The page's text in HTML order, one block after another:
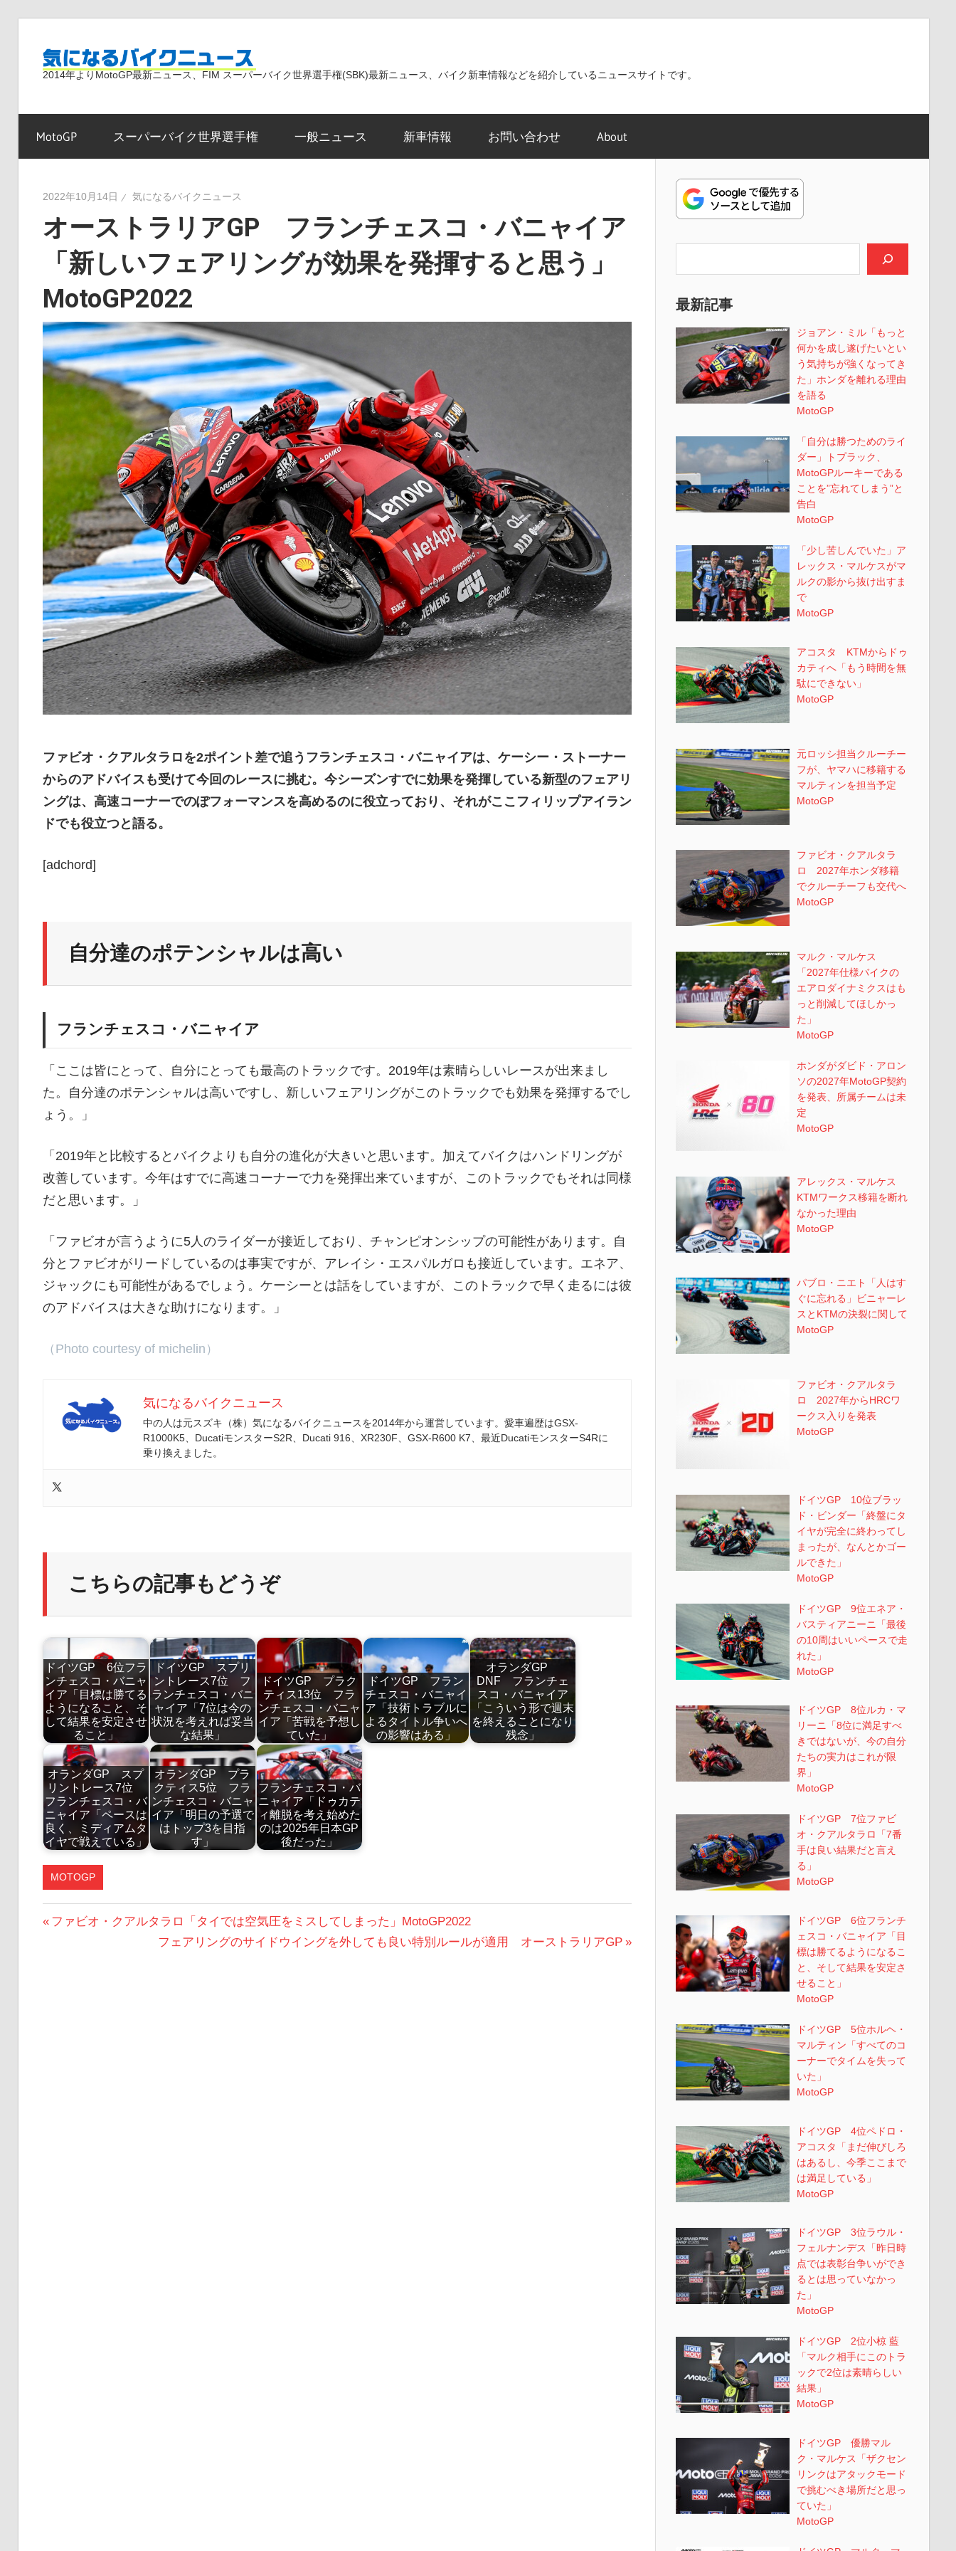
気
に
る
バ
イ
ク
ニ
ュ
ー
ス
2014年よりMotoGP最新ニュース、FIM スーパーバイク世界選手権(SBK)最新ニュース、バイク新車情報などを紹介しているニュースサイトです。
MotoGP スーパーバイク世界選手権 一般ニュース 新車情報 お問い合わせ About
2022年10月14日 気になるバイクニュース
オーストラリアGP フランチェスコ・バニャイア
「新しいフェアリングが効果を発揮すると思う」
MotoGP2022
ファビオ・クアルタラロを2ポイント差で追うフランチェスコ・バニャイアは、ケーシー・ストーナー
からのアドバイスも受けて今回のレースに挑む。今シーズンすでに効果を発揮している新型のフェアリ
ングは、高速コーナーでのぽフォーマンスを高めるのに役立っており、それがここフィリップアイラン
ドでも役立つと語る。
[adchord]
自分達のポテンシャルは高い
フランチェスコ・バニャイア
「ここは皆にとって、自分にとっても最高のトラックです。2019年は素晴らしいレースが出来まし
た。自分達のポテンシャルは高いですし、新しいフェアリングがこのトラックでも効果を発揮するでし
ょう。」
「2019年と比較するとバイクよりも自分の進化が大きいと思います。加えてバイクはハンドリングが
改善しています。今年はすでに高速コーナーで力を発揮出来ていますが、このトラックでもそれは同様
だと思います。」
「ファビオが言うように5人のライダーが接近しており、チャンピオンシップの可能性があります。自
分とファビオがリードしているのは事実ですが、アレイシ・エスパルガロも接近しています。エネア、
ジャックにも可能性があるでしょう。ケーシーとは話をしていますが、このトラックで早く走るには彼
のアドバイスは大きな助けになります。」
（Photo courtesy of michelin）
気になるバイクニュース
中の人は元スズキ（株）気になるバイクニュースを2014年から運営しています。愛車遍歴はGSX-
R1000K5、DucatiモンスターS2R、Ducati 916、XR230F、GSX-R600 K7、最近DucatiモンスターS4Rに
乗り換えました。
こちらの記事もどうぞ
ドイツGP 6位フラ
ンチェスコ・バニャ
イア「目標は勝てる
ようになること、そ
して結果を安定させ
ること」
ドイツGP スプリ
ントレース7位 フ
ランチェスコ・バニ
ャイア「7位は今の
状況を考えれば妥当
な結果」
ドイツGP プラク
ティス13位 フラ
ンチェスコ・バニャ
イア「苦戦を予想し
ていた」
ドイツGP フラン
チェスコ・バニャイ
ア「技術トラブルに
よるタイトル争いへ
の影響はある」
オランダGP
DNF フランチェ
スコ・バニャイア
「こういう形で週末
を終えることになり
残念」
オランダGP スプ
リントレース7位
フランチェスコ・バ
ニャイア「ペースは
良く、ミディアムタ
イヤで戦えている」
オランダGP プラ
クティス5位 フラ
ンチェスコ・バニャ
イア「明日の予選で
はトップ3を目指
す」
フランチェスコ・バ
ニャイア「ドゥカテ
ィ離脱を考え始めた
のは2025年日本GP
後だった」
MOTOGP
投
前
ファビオ・クアルタラロ「タイでは空気圧をミスしてしまった」MotoGP2022
次
フェアリングのサイドウイングを外しても良い特別ルールが適用 オーストラリアGP
最新記事
ジョアン・ミル「もっと
何かを成し遂げたいとい
う気持ちが強くなってき
た」ホンダを離れる理由
を語る
MotoGP
「自分は勝つためのライ
ダー」トプラック、
MotoGPルーキーである
ことを”忘れてしまう”と
告白
MotoGP
「少し苦しんでいた」ア
レックス・マルケスがマ
ルクの影から抜け出すま
で
MotoGP
アコスタ KTMからドゥ
カティへ「もう時間を無
駄にできない」
MotoGP
元ロッシ担当クルーチー
フが、ヤマハに移籍する
マルティンを担当予定
MotoGP
ファビオ・クアルタラ
ロ 2027年ホンダ移籍
でクルーチーフも交代へ
MotoGP
マルク・マルケス
「2027年仕様バイクの
エアロダイナミクスはも
っと削減してほしかっ
た」
MotoGP
ホンダがダビド・アロン
ソの2027年MotoGP契約
を発表、所属チームは未
定
MotoGP
アレックス・マルケス
KTMワークス移籍を断れ
なかった理由
MotoGP
パブロ・ニエト「人はす
ぐに忘れる」ビニャーレ
スとKTMの決裂に関して
MotoGP
ファビオ・クアルタラ
ロ 2027年からHRCワ
ークス入りを発表
MotoGP
ドイツGP 10位ブラッ
ド・ビンダー「終盤にタ
イヤが完全に終わってし
まったが、なんとかゴー
ルできた」
MotoGP
ドイツGP 9位エネア・
バスティアニーニ「最後
の10周はいいペースで走
れた」
MotoGP
ドイツGP 8位ルカ・マ
リーニ「8位に満足すべ
きではないが、今の自分
たちの実力はこれが限
界」
MotoGP
ドイツGP 7位ファビ
オ・クアルタラロ「7番
手は良い結果だと言え
る」
MotoGP
ドイツGP 6位フランチ
ェスコ・バニャイア「目
標は勝てるようになるこ
と、そして結果を安定さ
せること」
MotoGP
ドイツGP 5位ホルヘ・
マルティン「すべてのコ
ーナーでタイムを失って
いた」
MotoGP
ドイツGP 4位ペドロ・
アコスタ「まだ伸びしろ
はあるし、今季ここまで
は満足している」
MotoGP
ドイツGP 3位ラウル・
フェルナンデス「昨日時
点では表彰台争いができ
るとは思っていなかっ
た」
MotoGP
ドイツGP 2位小椋 藍
「マルク相手にこのトラ
ックで2位は素晴らしい
結果」
MotoGP
ドイツGP 優勝マル
ク・マルケス「ザクセン
リンクはアタックモード
で挑むべき場所だと思っ
ていた」
MotoGP